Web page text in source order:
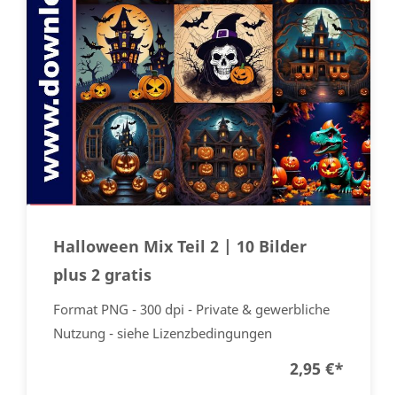
Halloween Mix Teil 2 | 10 Bilder
plus 2 gratis
Format PNG - 300 dpi - Private & gewerbliche
Nutzung - siehe Lizenzbedingungen
2,95 €*